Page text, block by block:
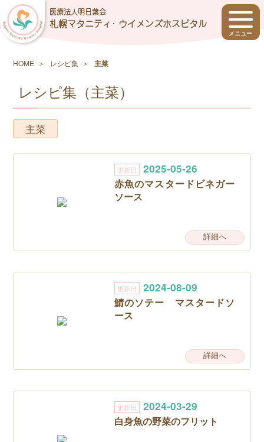
医療法人明日葉会
札幌マタニティ･ ウイメンズホスピタル
HOME レシピ集 主菜
レシピ集（主菜）
主菜
更新日 2025-05-26
赤魚のマスタードビネガー
ソース
詳細へ
更新日 2024-08-09
鯖のソテー マスタードソ
ース
詳細へ
更新日 2024-03-29
白身魚の野菜のフリット